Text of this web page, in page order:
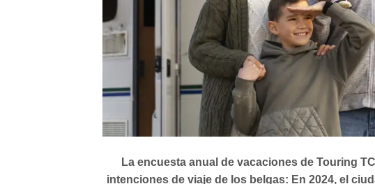
La encuesta anual de vacaciones de Touring
intenciones de viaje de los belgas: En 2024, el